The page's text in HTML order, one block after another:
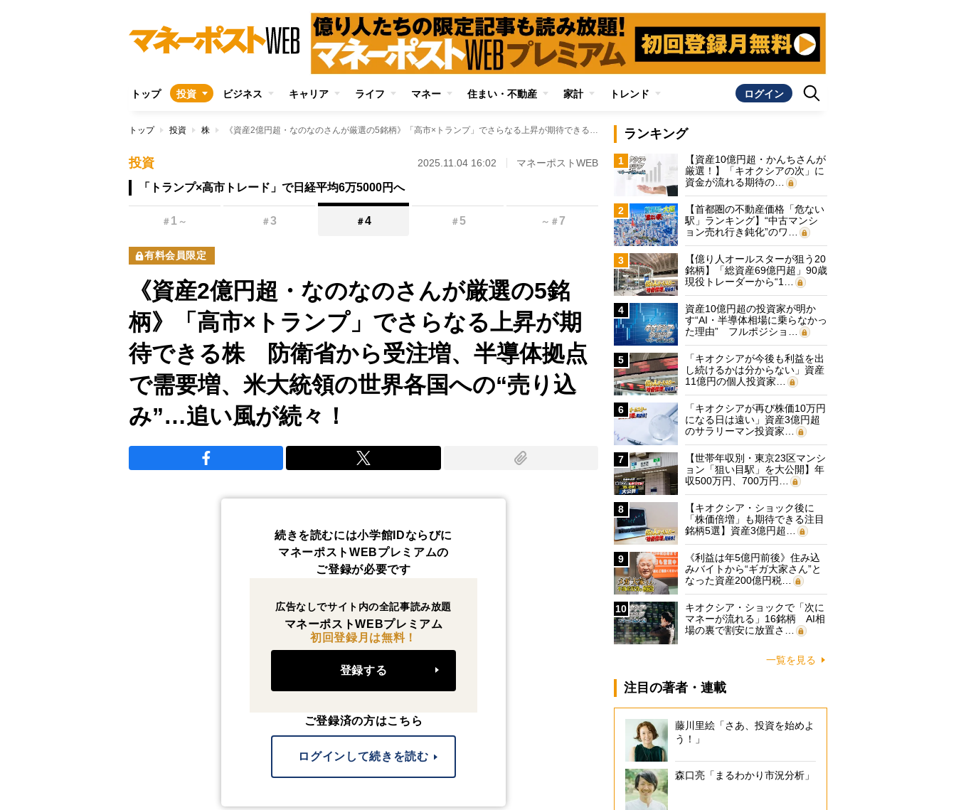
トップ 投資 ビジネス キャリア ライフ マネー 住まい・不動産 家計 トレンド ログイン
トップ 投資 株 《資産2億円超・なのなのさんが厳選の5銘柄》「高市×トランプ」でさらなる上昇が期待できる株 防衛省から受注増、半導体拠点で需要増、米大統領の世界各国への“売り込み”…追い風が続々！
投資 2025.11.04 16:02 マネーポストWEB
「トランプ×高市トレード」で日経平均6万5000円へ
＃ 1 ～ ＃3 ＃4 ＃5 ～ ＃7
有料会員限定
《資産2億円超・なのなのさんが厳選の5銘
柄》「高市×トランプ」でさらなる上昇が期
待できる株 防衛省から受注増、半導体拠点
で需要増、米大統領の世界各国への“売り込
み”…追い風が続々！
続きを読むには小学館IDならびに
マネーポストWEBプレミアムの
ご登録が必要です
広告なしでサイト内の全記事読み放題
マネーポストWEBプレミアム
初回登録月は無料！
登録する
ご登録済の方はこちら
ログインして続きを読む
ランキング
1
【資産10億円超・かんちさんが
厳選！】「キオクシアの次」に
資金が流れる期待の…
2
【首都圏の不動産価格「危ない
駅」ランキング】“中古マンシ
ョン売れ行き鈍化”のワ…
3
【億り人オールスターが狙う20
銘柄】「総資産69億円超」90歳
現役トレーダーから“1…
4
資産10億円超の投資家が明か
す“AI・半導体相場に乗らなかっ
た理由” フルポジショ…
5
「キオクシアが今後も利益を出
し続けるかは分からない」資産
11億円の個人投資家…
6
「キオクシアが再び株価10万円
になる日は遠い」資産3億円超
のサラリーマン投資家…
7
【世帯年収別・東京23区マンシ
ョン「狙い目駅」を大公開】年
収500万円、700万円…
8
【キオクシア・ショック後に
「株価倍増」も期待できる注目
銘柄5選】資産3億円超…
9
《利益は年5億円前後》住み込
みバイトから“ギガ大家さん”と
なった資産200億円税…
10
キオクシア・ショックで「次に
マネーが流れる」16銘柄 AI相
場の裏で割安に放置さ…
一覧を見る
注目の著者・連載
藤川里絵「さあ、投資を始めよ
う！」
森口亮「まるわかり市況分析」